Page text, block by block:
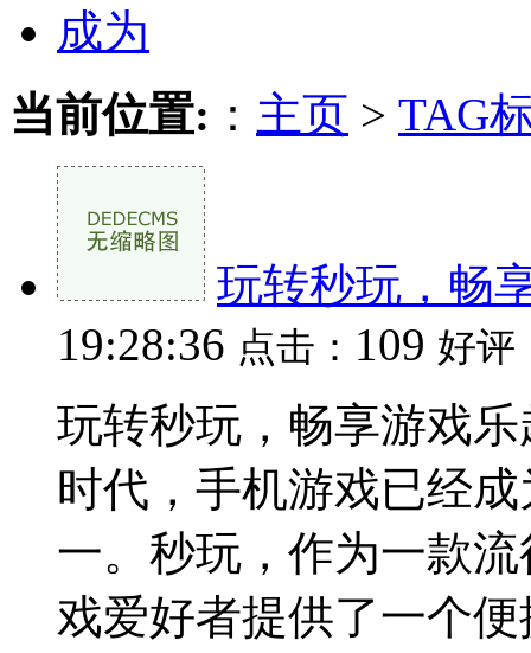
成为
当前位置: ： 主页 > TAG
玩转秒玩，畅
19:28:36 点击： 109 好评
玩转秒玩，畅享游戏
时代，手机游戏已经
一。秒玩，作为一款
戏爱好者提供了一个便